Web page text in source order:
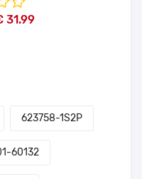
31.99
623758-1S2P
60132